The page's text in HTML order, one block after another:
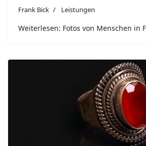
Frank Bick Leistungen
Weiterlesen: Fotos von Menschen in